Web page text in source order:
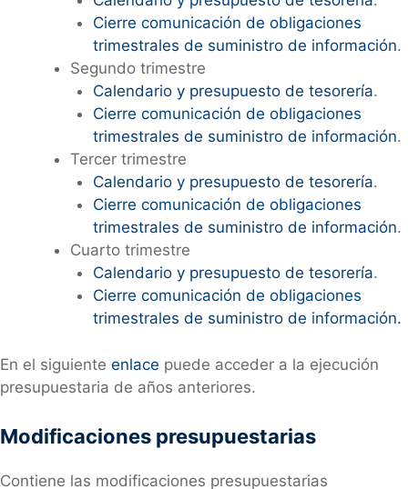
Cierre comunicación de obligaciones
trimestrales de suministro de información.
Segundo trimestre
Calendario y presupuesto de tesorería.
Cierre comunicación de obligaciones
trimestrales de suministro de información.
Tercer trimestre
Calendario y presupuesto de tesorería.
Cierre comunicación de obligaciones
trimestrales de suministro de información.
Cuarto trimestre
Calendario y presupuesto de tesorería.
Cierre comunicación de obligaciones
trimestrales de suministro de información.
En el siguiente enlace puede acceder a la ejecución
presupuestaria de años anteriores.
Modificaciones presupuestarias
Contiene las modificaciones presupuestarias